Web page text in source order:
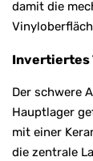
damit die
Invertiertes
Der schwere
Hauptlager
mit einer
die zentrale